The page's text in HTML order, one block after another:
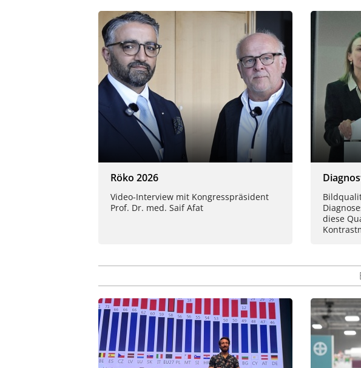
Röko 2026
Video-Interview mit Kongresspräsident
Prof. Dr. med. Saif Afat
diese